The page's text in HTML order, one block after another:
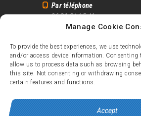
Manage Cookie
To provide the best experiences, we use
and/or access device information. Consenting
allow us to process data such as browsing
this site. Not consenting or withdrawing
certain features and functions.
Accept
Par téléphone
06 81 24 15 41
info@alpe21.fr
Mentions légales
Contact
crédits